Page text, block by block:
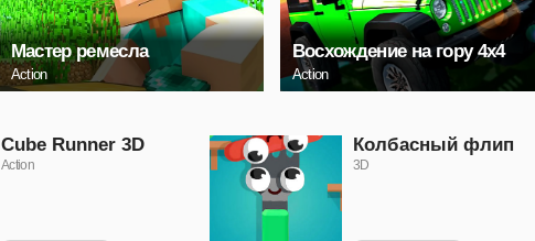
Мастер ремесла
Action
Восхождение на гору 4x4
Action
Cube Runner 3D
Action
Колбасный флип
3D